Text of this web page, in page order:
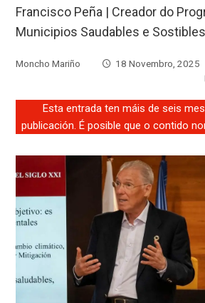
Francisco Peña | Creador do
Municipios Saudables e
Moncho Mariño
18 Novembro, 2025
Esta entrada ten máis de seis
publicación. É posible que o contido